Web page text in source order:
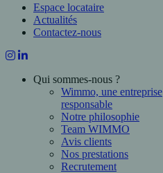
Espace locataire
Actualités
Contactez-nous
Qui sommes-nous ?
Wimmo, une entreprise
responsable
Notre philosophie
Team WIMMO
Avis clients
Nos prestations
Recrutement